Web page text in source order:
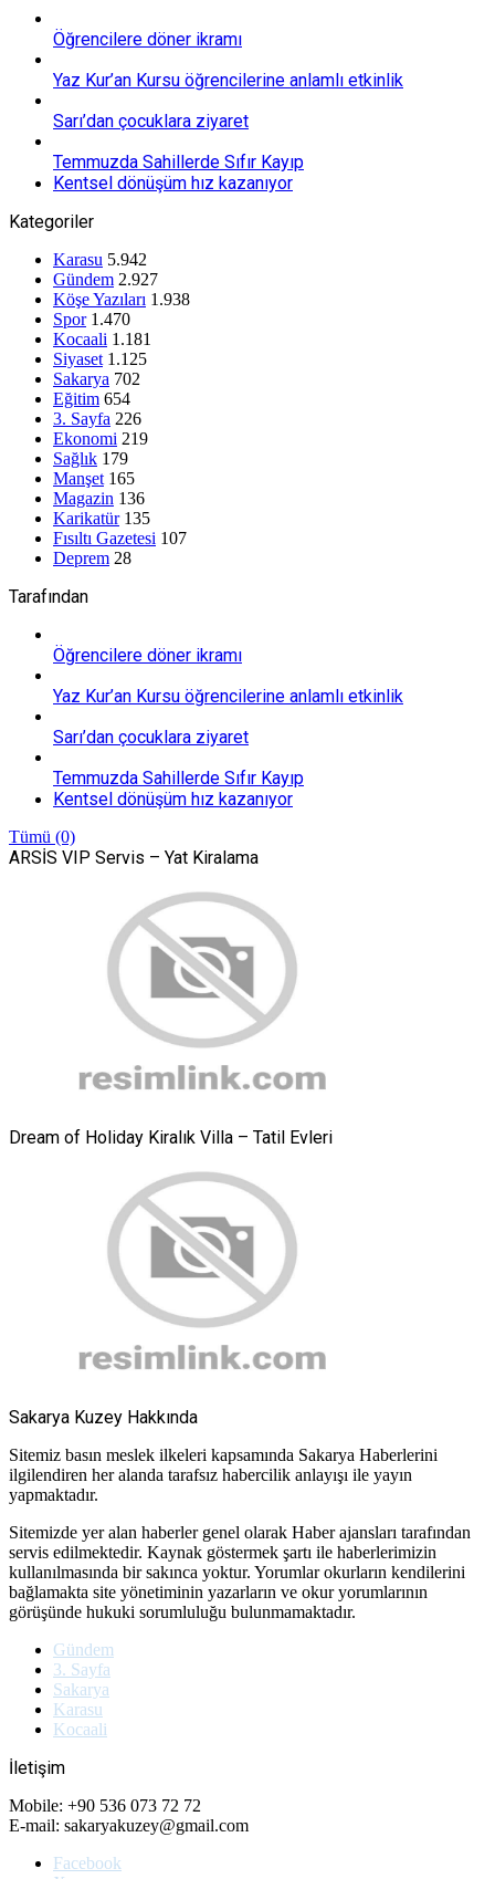
Öğrencilere döner ikramı
Yaz Kur’an Kursu öğrencilerine anlamlı etkinlik
Sarı’dan çocuklara ziyaret
Temmuzda Sahillerde Sıfır Kayıp
Kentsel dönüşüm hız kazanıyor
Kategoriler
Karasu 5.942
Gündem 2.927
Köşe Yazıları 1.938
Spor 1.470
Kocaali 1.181
Siyaset 1.125
Sakarya 702
Eğitim 654
3. Sayfa 226
Ekonomi 219
Sağlık 179
Manşet 165
Magazin 136
Karikatür 135
Fısıltı Gazetesi 107
Deprem 28
Tarafından
Öğrencilere döner ikramı
Yaz Kur’an Kursu öğrencilerine anlamlı etkinlik
Sarı’dan çocuklara ziyaret
Temmuzda Sahillerde Sıfır Kayıp
Kentsel dönüşüm hız kazanıyor
Tümü (0)
ARSİS VIP Servis – Yat Kiralama
Dream of Holiday Kiralık Villa – Tatil Evleri
Sakarya Kuzey Hakkında
Sitemiz basın meslek ilkeleri kapsamında Sakarya Haberlerini
ilgilendiren her alanda tarafsız habercilik anlayışı ile yayın
yapmaktadır.
Sitemizde yer alan haberler genel olarak Haber ajansları tarafından
servis edilmektedir. Kaynak göstermek şartı ile haberlerimizin
kullanılmasında bir sakınca yoktur. Yorumlar okurların kendilerini
bağlamakta site yönetiminin yazarların ve okur yorumlarının
görüşünde hukuki sorumluluğu bulunmamaktadır.
Gündem
3. Sayfa
Sakarya
Karasu
Kocaali
İletişim
Mobile: +90 536 073 72 72
E-mail: sakaryakuzey@gmail.com
Facebook